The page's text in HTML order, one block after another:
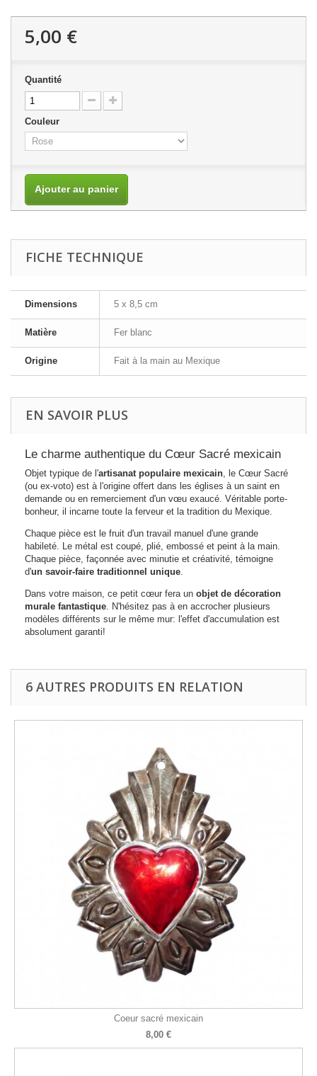
5,00 €
Quantité
Couleur
Ajouter au panier
FICHE TECHNIQUE
Dimensions 5 x 8,5 cm
Matière Fer blanc
Origine Fait à la main au Mexique
EN SAVOIR PLUS
Le charme authentique du Cœur Sacré mexicain
Objet typique de l'artisanat populaire mexicain , le Cœur Sacré
(ou ex-voto) est à l'origine offert dans les églises à un saint en
demande ou en remerciement d'un vœu exaucé. Véritable porte-
bonheur, il incarne toute la ferveur et la tradition du Mexique.
Chaque pièce est le fruit d'un travail manuel d'une grande
habileté . Le métal est coupé, plié, embossé et peint à la main.
Chaque pièce, façonnée avec minutie et créativité, témoigne
d'un savoir-faire traditionnel unique
Dans votre maison, ce petit cœur fera un objet de décoration
murale fantastique . N'hésitez pas à en accrocher plusieurs
modèles différents sur le même mur: l'effet d'accumulation est
absolument garanti!
6 AUTRES PRODUITS EN RELATION
Coeur sacré mexicain
8,00 €